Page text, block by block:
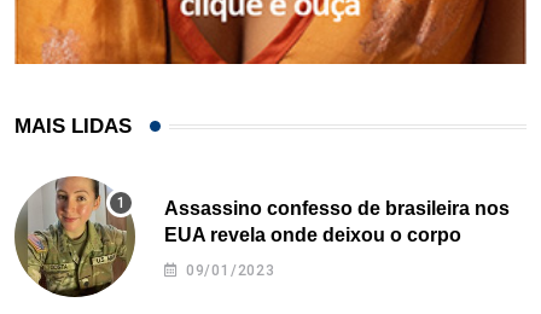
MAIS LIDAS
Assassino confesso de brasileira nos
EUA revela onde deixou o corpo
09/01/2023